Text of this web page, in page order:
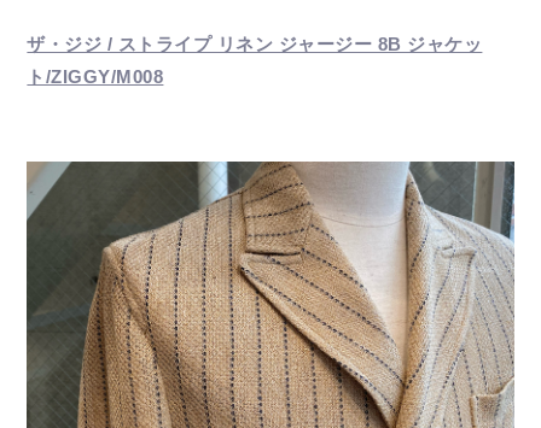
ザ・ジジ / ストライプ リネン ジャージー 8B ジャケッ
ト/ZIGGY/M008